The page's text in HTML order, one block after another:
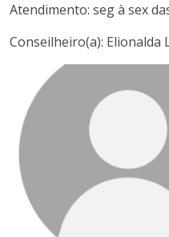
Atendimento: seg à sex
Conseilheiro(a): Elionalda